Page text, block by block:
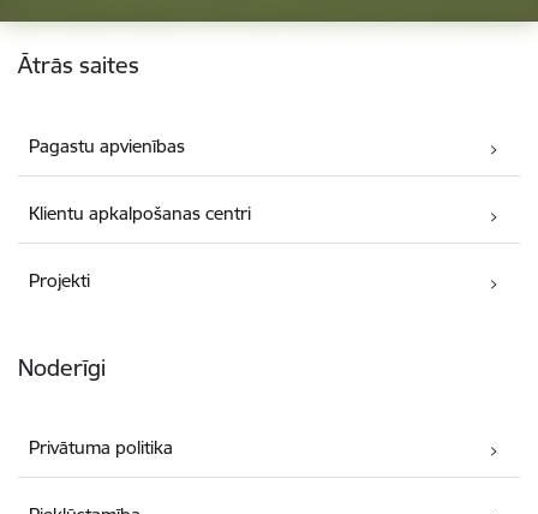
Kājene
Ātrās saites
Pagastu apvienības
Klientu apkalpošanas centri
Projekti
Noderīgi
Privātuma politika